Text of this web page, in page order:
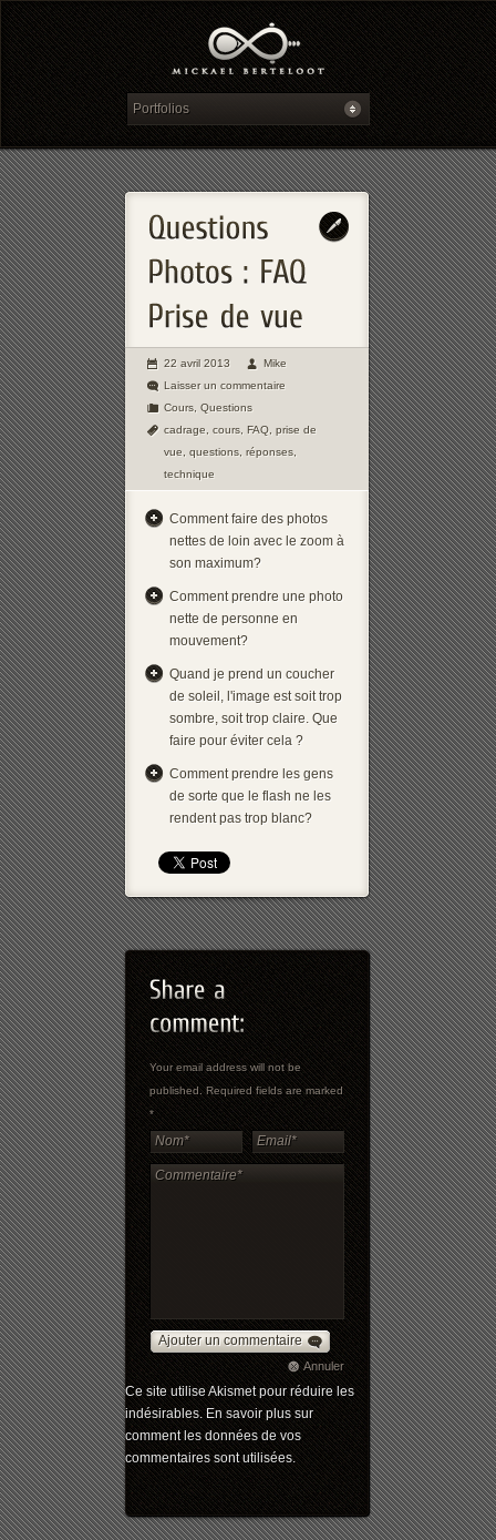
22 avril 2013
Mike
Laisser un commentaire
Cours Questions
cadrage
cours FAQ prise de
vue
questions réponses
technique
Comment faire des photos
nettes de loin avec le zoom à
son maximum?
Comment prendre une photo
nette de personne en
mouvement?
Quand je prend un coucher
de soleil, l'image est soit trop
sombre, soit trop claire. Que
faire pour éviter cela ?
Comment prendre les gens
de sorte que le flash ne les
rendent pas trop blanc?
Your email address will not be
published. Required fields are marked
*
Ajouter un commentaire
Annuler
Ce site utilise Akismet pour réduire les
indésirables.En savoir plus sur
comment les données de vos
commentaires sont utilisées.